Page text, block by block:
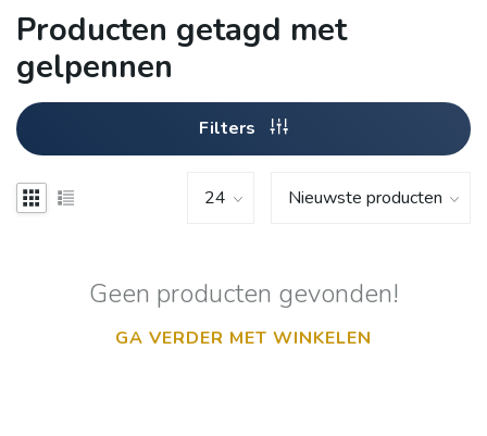
Producten getagd met
gelpennen
Filters
Geen producten gevonden!
GA VERDER MET WINKELEN